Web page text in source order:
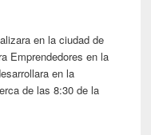
en la ciudad de
Emprendedores en la
en la
de las 8:30 de la